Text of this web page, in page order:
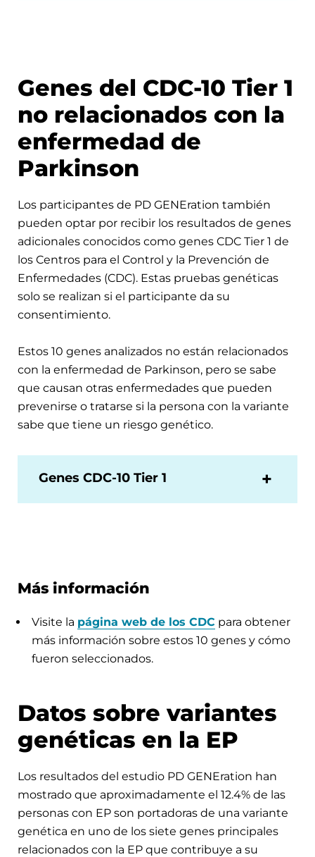
Genes del CDC-10 Tier 1
no relacionados con la
enfermedad de
Parkinson
Los participantes de PD GENEration también
pueden optar por recibir los resultados de genes
adicionales conocidos como genes CDC Tier 1 de
los Centros para el Control y la Prevención de
Enfermedades (CDC). Estas pruebas genéticas
solo se realizan si el participante da su
consentimiento.
Estos 10 genes analizados no están relacionados
con la enfermedad de Parkinson, pero se sabe
que causan otras enfermedades que pueden
prevenirse o tratarse si la persona con la variante
sabe que tiene un riesgo genético.
Genes CDC-10 Tier 1
Más información
Visite la página web de los CDC para obtener
más información sobre estos 10 genes y cómo
fueron seleccionados.
Datos sobre variantes
genéticas en la EP
Los resultados del estudio PD GENEration han
mostrado que aproximadamente el 12.4% de las
personas con EP son portadoras de una variante
genética en uno de los siete genes principales
relacionados con la EP que contribuye a su